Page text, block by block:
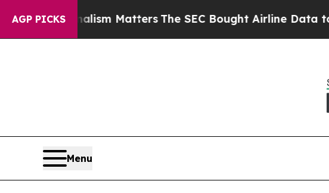
AGP PICKS
Journalism MattersThe SEC Bought Airline Data to
Menu